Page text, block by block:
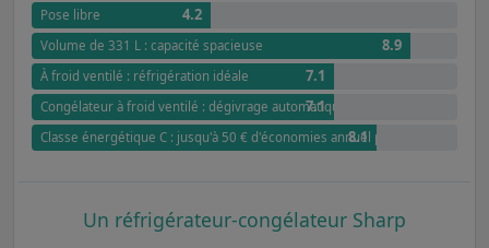
Pose libre 4.2
Volume de 331 L : capacité spacieuse 8.9
À froid ventilé : réfrigération idéale 7.1
Congélateur à froid ventilé : dégivrage automatique
7.1
Classe énergétique C : jusqu'à 50 € d'économies annuel par rapport à G
8.1
Un réfrigérateur-congélateur Sharp